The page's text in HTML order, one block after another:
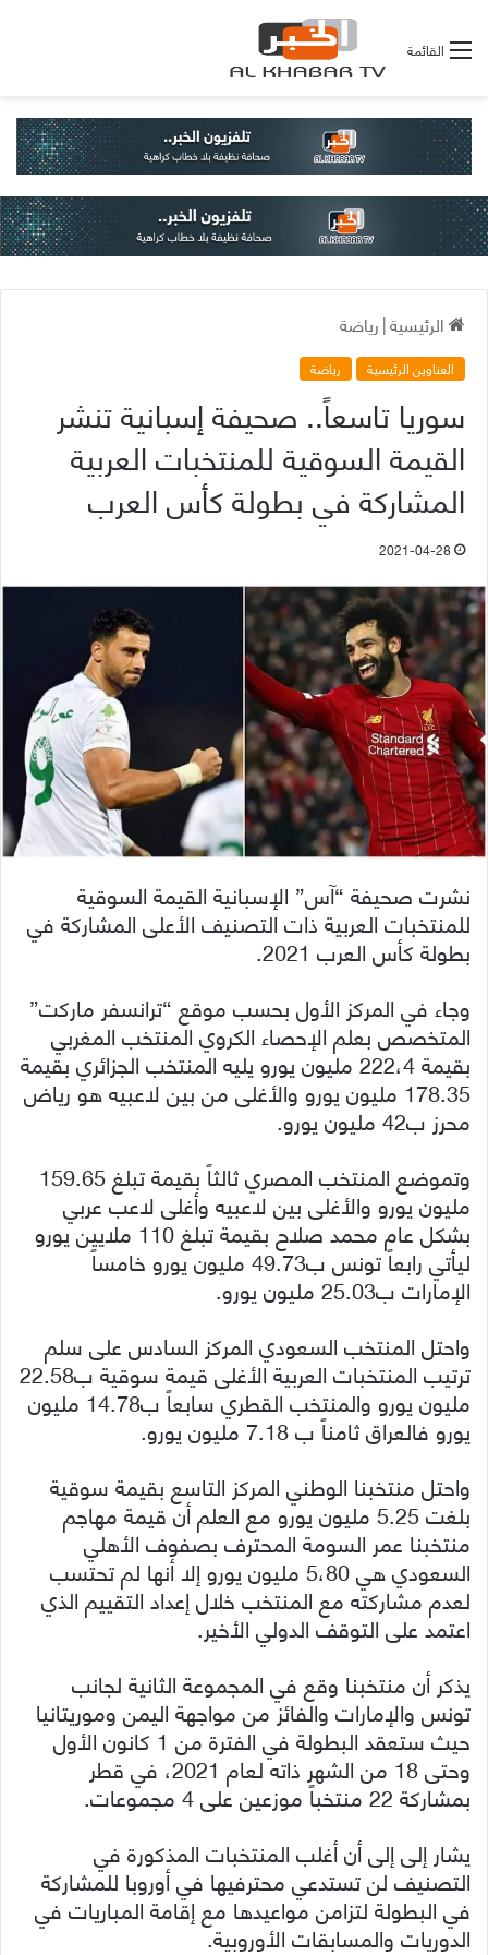
القائمة
الرئيسية|رياضة
العناوين الرئيسية رياضة
سوريا تاسعاً.. صحيفة إسبانية تنشر
القيمة السوقية للمنتخبات العربية
المشاركة في بطولة كأس العرب
2021-04-28
نشرت صحيفة “آس” الإسبانية القيمة السوقية
للمنتخبات العربية ذات التصنيف الأعلى المشاركة في
بطولة كأس العرب 2021.
وجاء في المركز الأول بحسب موقع “ترانسفر ماركت”
المتخصص بعلم الإحصاء الكروي المنتخب المغربي
بقيمة 222،4 مليون يورو يليه المنتخب الجزائري بقيمة
178.35 مليون يورو والأغلى من بين لاعبيه هو رياض
محرز ب42 مليون يورو.
وتموضع المنتخب المصري ثالثاً بقيمة تبلغ 159.65
مليون يورو والأغلى بين لاعبيه وأغلى لاعب عربي
بشكل عام محمد صلاح بقيمة تبلغ 110 ملايين يورو
ليأتي رابعاً تونس ب49.73 مليون يورو خامساً
الإمارات ب25.03 مليون يورو.
واحتل المنتخب السعودي المركز السادس على سلم
ترتيب المنتخبات العربية الأغلى قيمة سوقية ب22.58
مليون يورو والمنتخب القطري سابعاً ب14.78 مليون
يورو فالعراق ثامناً ب 7.18 مليون يورو.
واحتل منتخبنا الوطني المركز التاسع بقيمة سوقية
بلغت 5.25 مليون يورو مع العلم أن قيمة مهاجم
منتخبنا عمر السومة المحترف بصفوف الأهلي
السعودي هي 5،80 مليون يورو إلا أنها لم تحتسب
لعدم مشاركته مع المنتخب خلال إعداد التقييم الذي
اعتمد على التوقف الدولي الأخير.
يذكر أن منتخبنا وقع في المجموعة الثانية لجانب
تونس والإمارات والفائز من مواجهة اليمن وموريتانيا
حيث ستعقد البطولة في الفترة من 1 كانون الأول
وحتى 18 من الشهر ذاته لعام 2021، في قطر
بمشاركة 22 منتخباً موزعين على 4 مجموعات.
يشار إلى إلى أن أغلب المنتخبات المذكورة في
التصنيف لن تستدعي محترفيها في أوروبا للمشاركة
في البطولة لتزامن مواعيدها مع إقامة المباريات في
الدوريات والمسابقات الأوروبية.